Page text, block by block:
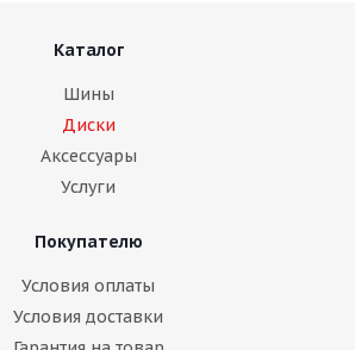
Каталог
Шины
Диски
Аксессуары
Услуги
Покупателю
Условия оплаты
Условия доставки